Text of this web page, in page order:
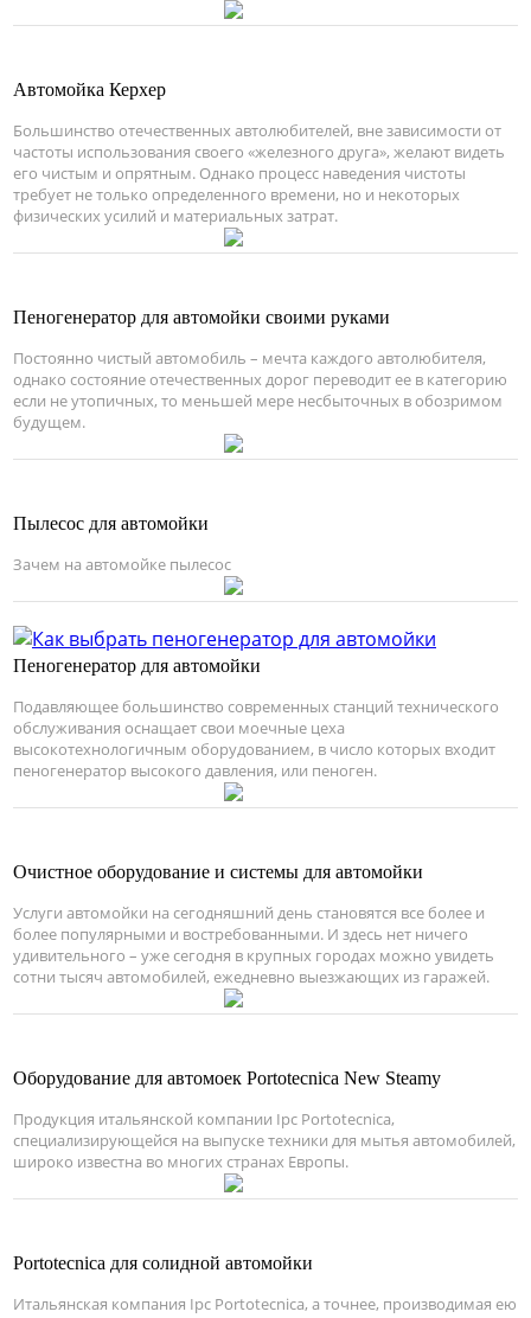
Автомойка Керхер
Большинство отечественных автолюбителей, вне зависимости от
частоты использования своего «железного друга», желают видеть
его чистым и опрятным. Однако процесс наведения чистоты
требует не только определенного времени, но и некоторых
физических усилий и материальных затрат.
Пеногенератор для автомойки своими руками
Постоянно чистый автомобиль – мечта каждого автолюбителя,
однако состояние отечественных дорог переводит ее в категорию
если не утопичных, то меньшей мере несбыточных в обозримом
будущем.
Пылесос для автомойки
Зачем на автомойке пылесос
Пеногенератор для автомойки
Подавляющее большинство современных станций технического
обслуживания оснащает свои моечные цеха
высокотехнологичным оборудованием, в число которых входит
пеногенератор высокого давления, или пеноген.
Очистное оборудование и системы для автомойки
Услуги автомойки на сегодняшний день становятся все более и
более популярными и востребованными. И здесь нет ничего
удивительного – уже сегодня в крупных городах можно увидеть
сотни тысяч автомобилей, ежедневно выезжающих из гаражей.
Оборудование для автомоек Portotecnica New Steamy
Продукция итальянской компании Ipc Portotecnica,
специализирующейся на выпуске техники для мытья автомобилей,
широко известна во многих странах Европы.
Portotecnica для солидной автомойки
Итальянская компания Ipc Portotecnica, а точнее, производимая ею